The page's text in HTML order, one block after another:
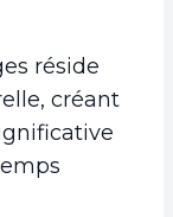
réside
créant